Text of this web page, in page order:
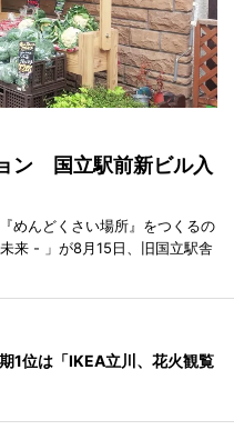
ン 国立駅前新ビル入
めんどくさい場所』をつくるの
来 - 」が8月15日、旧国立駅舎
1位は「IKEA立川、花火観覧